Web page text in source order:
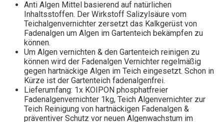
Anti Algen Mittel basierend auf natürlichen
Inhaltsstoffen. Der Wirkstoff Salizylsäure vom
Teichalgenvernichter zersetzt das Kalkgerüst von
Fadenalgen um Algen im Gartenteich bekämpfen zu
können.
Um Algen vernichten & den Gartenteich reinigen zu
können wird der Fadenalgen Vernichter regelmäßig
gegen hartnäckige Algen im Teich eingesetzt. Schon in
Kürze ist der Gartenteich fadenalgenfrei.
Lieferumfang: 1x KOIPON phosphatfreier
Fadenalgenvernichter 1kg, Teich Algenvernichter zur
Teich Reinigung von hartnäckigen Fadenalgen &
präventiver Schutz vor neuen Algenwachstum im